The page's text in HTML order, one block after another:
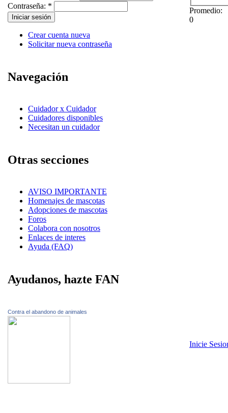
Contraseña: *
Crear cuenta nueva
Solicitar nueva contraseña
Navegación
Cuidador x Cuidador
Cuidadores disponibles
Necesitan un cuidador
Otras secciones
AVISO IMPORTANTE
Homenajes de mascotas
Adopciones de mascotas
Foros
Colabora con nosotros
Enlaces de interes
Ayuda (FAQ)
Ayudanos, hazte FAN
Contra el abandono de animales
Promedio:
0
Inicie